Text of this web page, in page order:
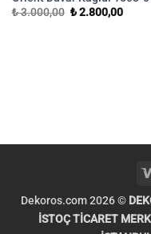
₺3.000,00 Orijinal
₺2.800,00Şu
Dekoros.com 2026 ©
İSTOÇ TİCARET